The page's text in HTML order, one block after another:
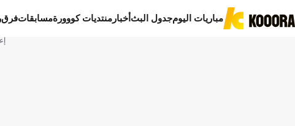
مباريات اليومجدول البثأخبار منتديات كووورةمسابقاتفرق